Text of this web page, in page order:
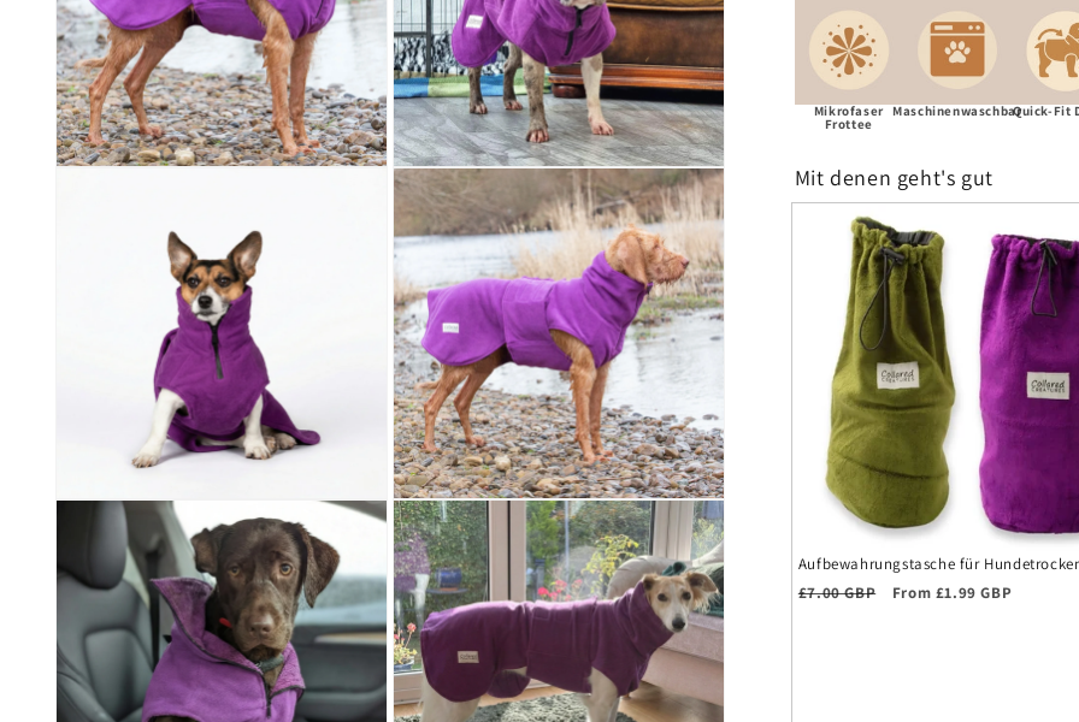
Mikrofaser
Frottee
MaschinenwaschbarQuick-Fit
Mit denen geht's gut
Aufbewahrungstasche für
Regular price
£7.00 GBP Sale price
From £1.99 GBP